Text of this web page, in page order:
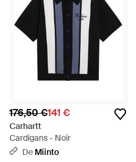
176,50 €141 €
Carhartt
Cardigans - Noir
De Miinto